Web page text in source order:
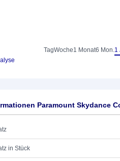
TagWoche1 Monat6 Mon.1
Paramount Skydance
in Stück